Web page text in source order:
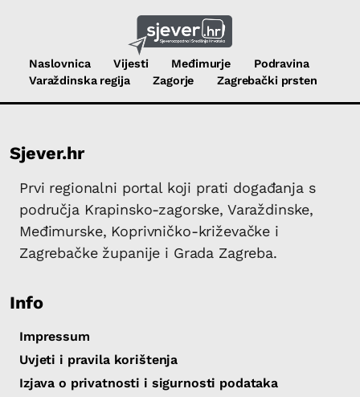
Naslovnica Vijesti Međimurje
Podravina
Varaždinska regija
Zagorje Zagrebački prsten
Sjever.hr
Prvi regionalni portal koji prati događanja s
područja Krapinsko-zagorske, Varaždinske,
Međimurske, Koprivničko-križevačke i
Zagrebačke županije i Grada Zagreba.
Info
Impressum
Uvjeti i pravila korištenja
Izjava o privatnosti i sigurnosti podataka